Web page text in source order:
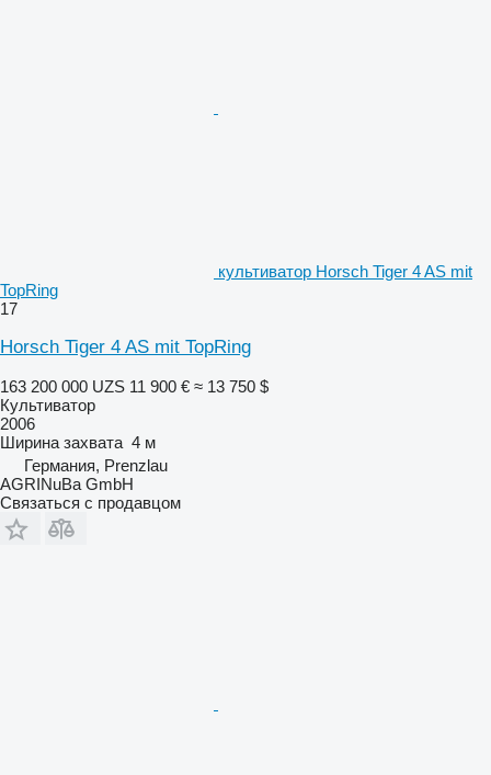
культиватор Horsch Tiger 4 AS mit
TopRing
17
Horsch Tiger 4 AS mit TopRing
163 200 000 UZS 11 900 € ≈ 13 750 $
Культиватор
2006
Ширина захвата 4 м
Германия, Prenzlau
AGRINuBa GmbH
Связаться с продавцом